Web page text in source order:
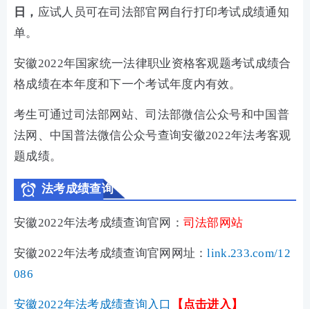
日， 应试人员可在司法部官网自行打印考试成绩通知
单。
安徽2022年国家统一法律职业资格客观题考试成绩合
格成绩在本年度和下一个考试年度内有效。
考生可通过司法部网站、司法部微信公众号和中国普
法网、中国普法微信公众号查询安徽2022年法考客观
题成绩。
法考成绩查询
安徽2022年法考成绩查询官网： 司法部网站
安徽2022年法考成绩查询官网网址：link.233.com/12
086
安徽2022年法考成绩查询入口 【点击进入】